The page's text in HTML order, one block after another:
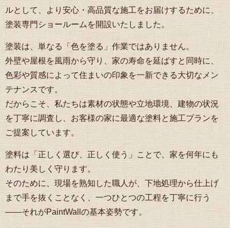
ルとして、より安心・高品質な施工をお届けするために、
塗装専門ショールームを開設いたしました。
塗装は、単なる「色を塗る」作業ではありません。
外壁や屋根を風雨から守り、家の寿命を延ばすと同時に、
色彩や質感によって住まいの印象を一新できる大切なメン
テナンスです。
だからこそ、私たちは素材の状態や立地環境、建物の状況
を丁寧に調査し、お客様の家に最適な塗料と施工プランを
ご提案しています。
塗料は「正しく選び、正しく使う」ことで、家を何年にも
わたり美しく守ります。
そのために、現場を熟知した職人が、下地処理から仕上げ
まで手を抜くことなく、一つひとつの工程を丁寧に行う
――それがPaintWallの基本姿勢です。